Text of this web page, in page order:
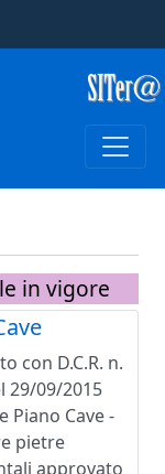
in vigore
con D.C.R. n.
29/09/2015
Piano Cave -
pietre
approvato